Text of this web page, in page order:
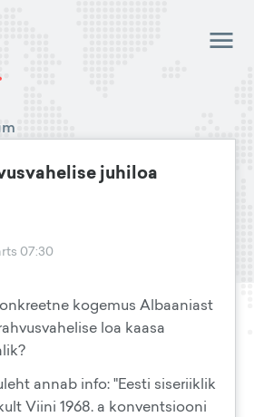
juhiloa
07:30
kogemus Albaaniast
loa kaasa
annab info: "Eesti siseriiklik
Viini 1968. a konventsiooni